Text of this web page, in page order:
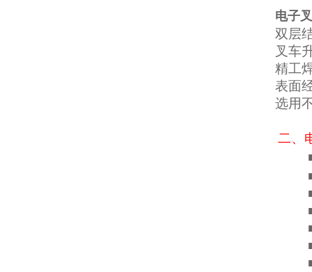
电子
双层
叉车
精工
表面
选用
二、